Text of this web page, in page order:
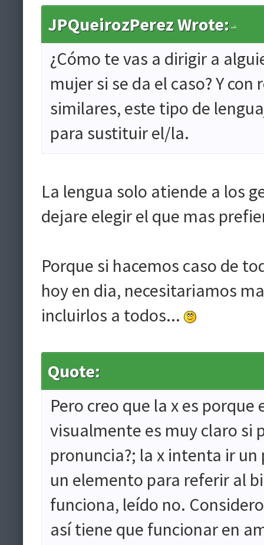
JPQueirozPerez Wrote:
¿Cómo te vas a dirigir a
mujer si se da el caso? Y
similares, este tipo de
para sustituir el/la.
La lengua solo atiende a los
dejare elegir el que mas
Porque si hacemos caso de
hoy en dia, necesitariamos
incluirlos a todos...
Quote:
Pero creo que la x es
visualmente es muy claro si
pronuncia?; la x intenta ir
un elemento para referir al
funciona, leído no.
así tiene que funcionar en